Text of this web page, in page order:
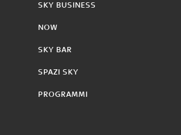
SKY BUSINESS
NOW
SKY BAR
SPAZI SKY
PROGRAMMI